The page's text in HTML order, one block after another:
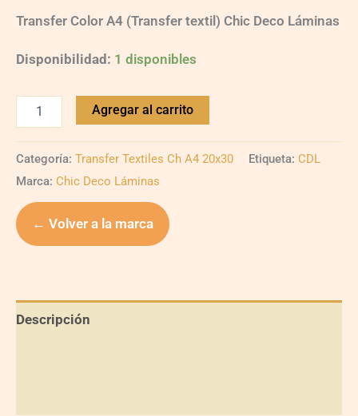
Transfer Color A4 (Transfer textil) Chic Deco Láminas
Disponibilidad: 1 disponibles
Agregar al carrito
Categoría: Transfer Textiles Ch A4 20x30 Etiqueta: CDL
Marca: Chic Deco Láminas
← Volver a la marca
Descripción